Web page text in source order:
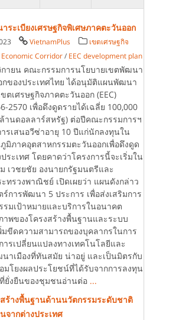
ะเบียงเศรษฐกิจพิเศษภาคตะวันออก
VietnamPlus
เขตเศรษฐกิจ
Corridor / EEC development plan
กายน คณะกรรมการนโยบายเขตพัฒนา
กของประเทศไทย ได้อนุมัติแผนพัฒนา
ตเศรษฐกิจภาคตะวันออก (EEC)
2570 เพื่อดึงดูดรายได้เฉลี่ย 100,000
านดอลลาร์สหรัฐ) ต่อปีคณะกรรมการฯ
รเสนอวีซ่าอายุ 10 ปีแก่นักลงทุนใน
มิภาคอุตสาหกรรมตะวันออกเพื่อดึงดูด
ระเทศ โดยคาดว่าโครงการนี้จะเริ่มใน
เวชยชัย องนายกรัฐมนตรีและ
ทรวงพาณิชย์ เปิดเผยว่า แผนดังกล่าว
การพัฒนา 5 ประการ เพื่อส่งเสริมการ
มเป้าหมายและบริการในอนาคต
พของโครงสร้างพื้นฐานและระบบ
ขีดความสามารถของบุคลากรในการ
ารเปลี่ยนแปลงทางเทคโนโลยีและ
าเมืองที่ทันสมัย น่าอยู่ และเป็นมิตรกับ
มโยงผลประโยชน์ที่ได้รับจากการลงทุน
ยั่งยืนของชุมชนอ่านต่อ ...
ร้างพื้นฐานด้านนวัตกรรมระดับชาติ
จากต่างประเทศ